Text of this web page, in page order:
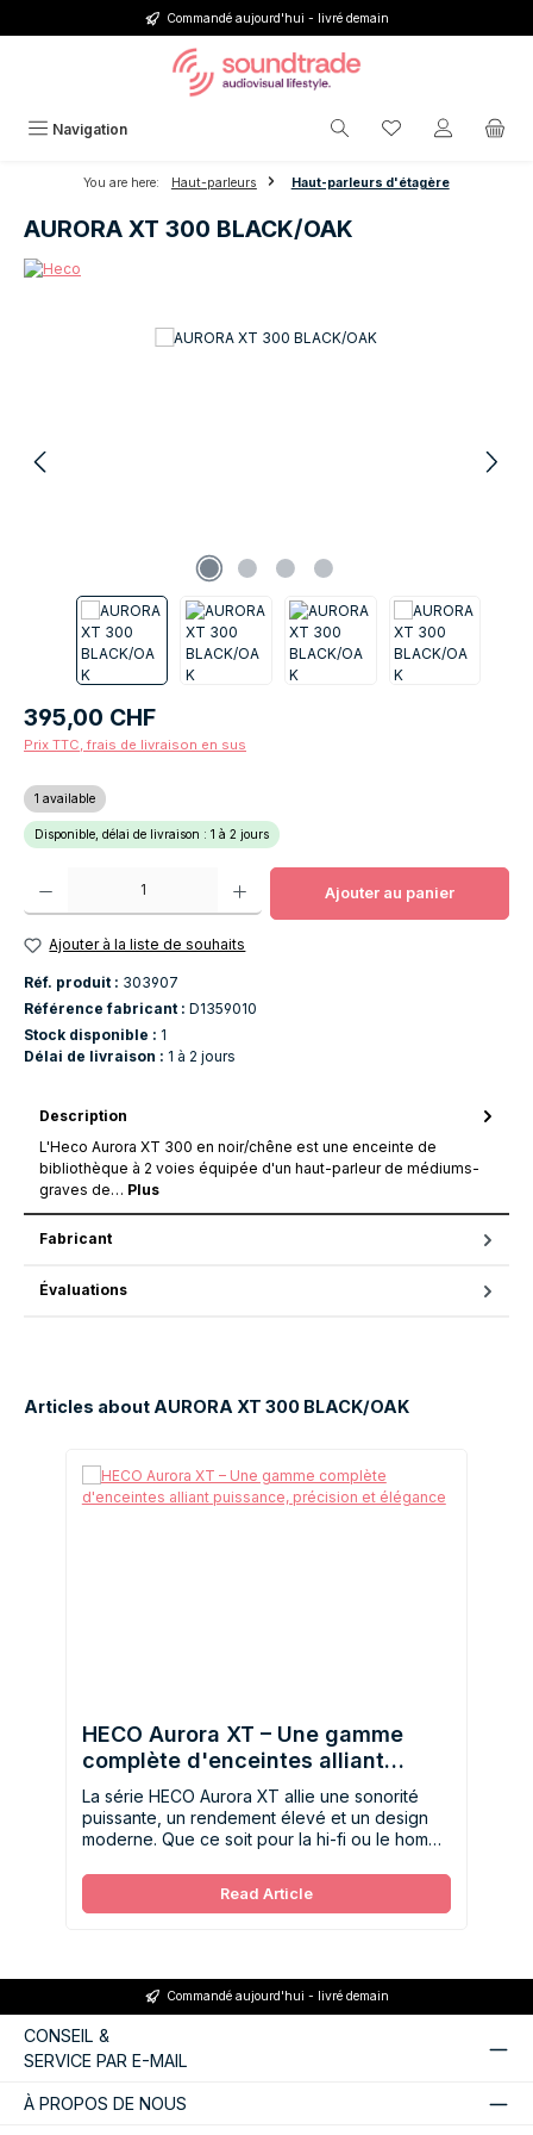
Passer au contenu principalCommandé aujourd'hui - livré demain
Navigation Vous avez 0
You are here: Haut-parleurs Haut-parleurs d'étagère
AURORA XT 300 BLACK/OAK
Ignorer la galerie d'images
Prix régulier :
395,00 CHF
Prix TTC, frais de livraison en sus
1 available
Disponible, délai de livraison : 1 à 2 jours
Quantité de produit : Entrez la quantité souhaitée ou utilisez les boutons
Ajouter au panier
Ajouter à la liste de souhaits
Réf. produit : 303907
Référence fabricant : D1359010
Stock disponible : 1
Délai de livraison : 1 à 2 jours
Description
L'Heco Aurora XT 300 en noir/chêne est une enceinte de
bibliothèque à 2 voies équipée d'un haut-parleur de médiums-
graves de… Plus
Fabricant
Évaluations
Articles about AURORA XT 300 BLACK/OAK
HECO Aurora XT – Une gamme
complète d'enceintes alliant
puissance, précision et élégance
La série HECO Aurora XT allie une sonorité
puissante, un rendement élevé et un design
moderne. Que ce soit pour la hi-fi ou le home
précision et flexibilité pour les environnements
d'écoute exigeants.Read Article
Commandé aujourd'hui - livré demain
CONSEIL &
SERVICE PAR E-MAIL
À PROPOS DE NOUS